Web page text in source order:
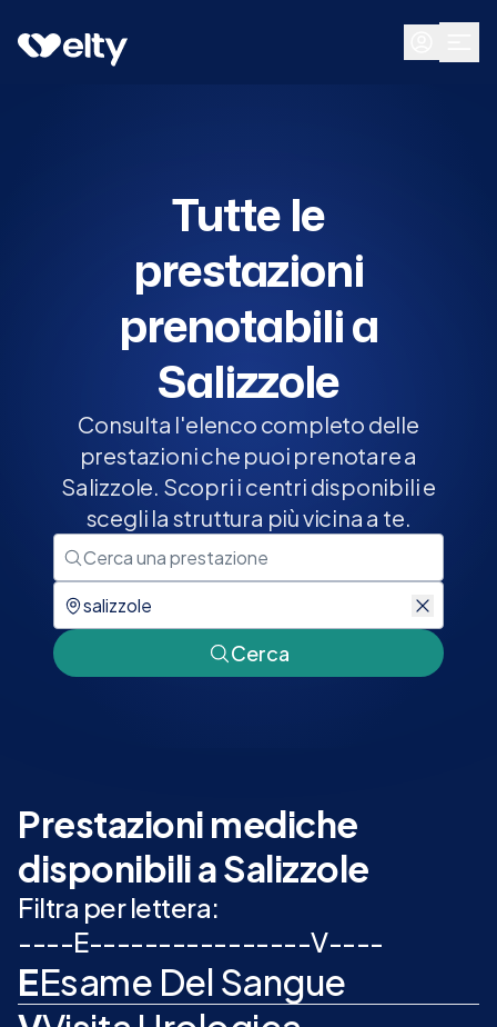
Prenota visita
Tutte le
prestazioni
prenotabili a
Salizzole
Consulta l'elenco completo delle
prestazioni che puoi prenotare a
Salizzole. Scopri i centri disponibili e
scegli la struttura più vicina a te.
Cerca
Prestazioni mediche
disponibili a Salizzole
Filtra per lettera:
----E----------------V----
EEsame Del Sangue